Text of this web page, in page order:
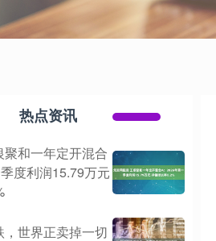
热点资讯
和一年定开混合
度利润15.79万元
世界正卖掉一切